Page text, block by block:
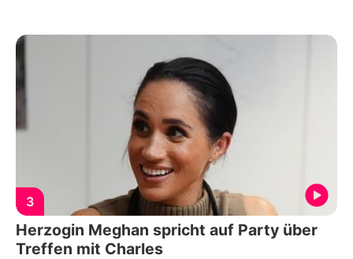
3
Herzogin Meghan spricht auf Party über
Treffen mit Charles